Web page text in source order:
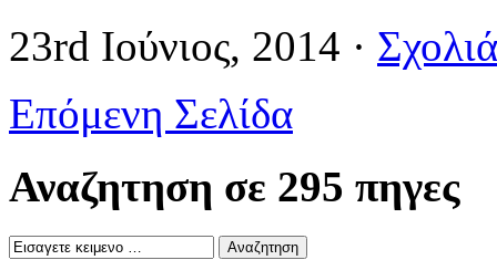
23rd Ιούνιος, 2014 ·
Επόμενη Σελίδα
Αναζητηση σε 295 πηγες